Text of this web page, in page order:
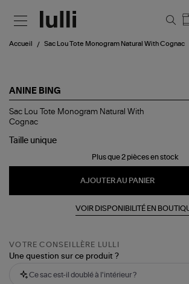
Accueil Sac Lou Tote Monogram Natural With Cognac
ANINE BING
Sac
Lou
Tote
Monogram
Cognac
Sac Lou Tote Monogram Natural With
Cognac
Taille unique
Plus que 2 pièces en stock
AJOUTER AU PANIER
VOIR DISPONIBILITÉ EN
VOTRE CONSEILLÈRE LULLI
Une question sur ce produit ?
Ce sac est-il doublé à l'intérieur ?